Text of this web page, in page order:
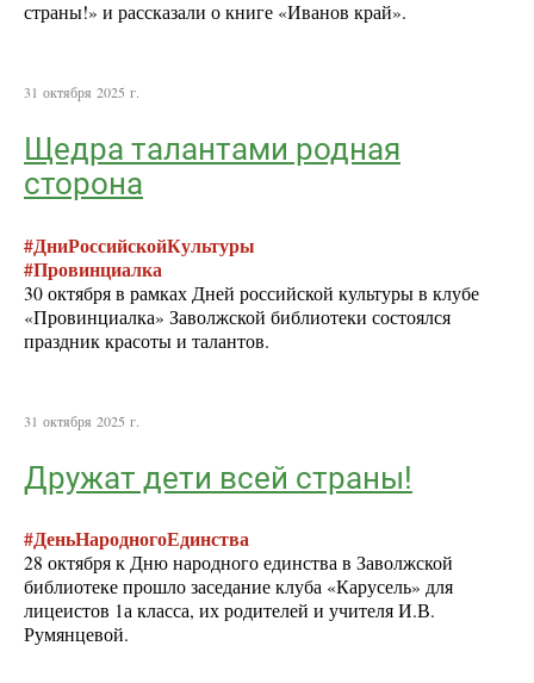
страны!» и рассказали о книге «Иванов край».
31 октября 2025 г.
Щедра талантами родная
сторона
#ДниРоссийскойКультуры
#Провинциалка
30 октября в рамках Дней российской культуры в клубе
«Провинциалка» Заволжской библиотеки состоялся
праздник красоты и талантов.
31 октября 2025 г.
Дружат дети всей страны!
#ДеньНародногоЕдинства
28 октября к Дню народного единства в Заволжской
библиотеке прошло заседание клуба «Карусель» для
лицеистов 1а класса, их родителей и учителя И.В.
Румянцевой.